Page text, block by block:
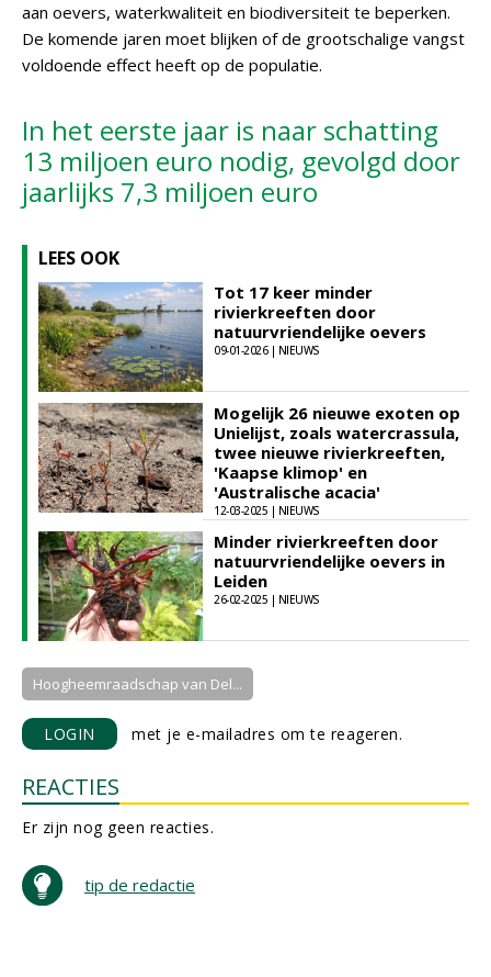
aan oevers, waterkwaliteit en biodiversiteit te beperken.
De komende jaren moet blijken of de grootschalige vangst
voldoende effect heeft op de populatie.
In het eerste jaar is naar schatting
13 miljoen euro nodig, gevolgd door
jaarlijks 7,3 miljoen euro
LEES OOK
Tot 17 keer minder
rivierkreeften door
natuurvriendelijke oevers
09-01-2026 | NIEUWS
Mogelijk 26 nieuwe exoten op
Unielijst, zoals watercrassula,
twee nieuwe rivierkreeften,
'Kaapse klimop' en
'Australische acacia'
12-03-2025 | NIEUWS
Minder rivierkreeften door
natuurvriendelijke oevers in
Leiden
26-02-2025 | NIEUWS
Hoogheemraadschap van Del...
LOGIN met je e-mailadres om te reageren.
REACTIES
Er zijn nog geen reacties.
tip de redactie